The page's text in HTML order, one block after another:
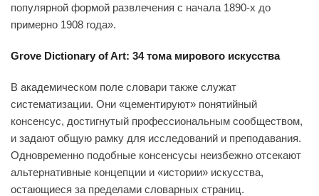
популярной формой развлечения с начала 1890-х до
примерно 1908 года».
Grove Dictionary of Art: 34 тома мирового искусства
В академическом поле словари также служат
систематизации. Они «цементируют» понятийный
консенсус, достигнутый профессиональным сообществом,
и задают общую рамку для исследований и преподавания.
Одновременно подобные консенсусы неизбежно отсекают
альтернативные концепции и «истории» искусства,
остающиеся за пределами словарных страниц.